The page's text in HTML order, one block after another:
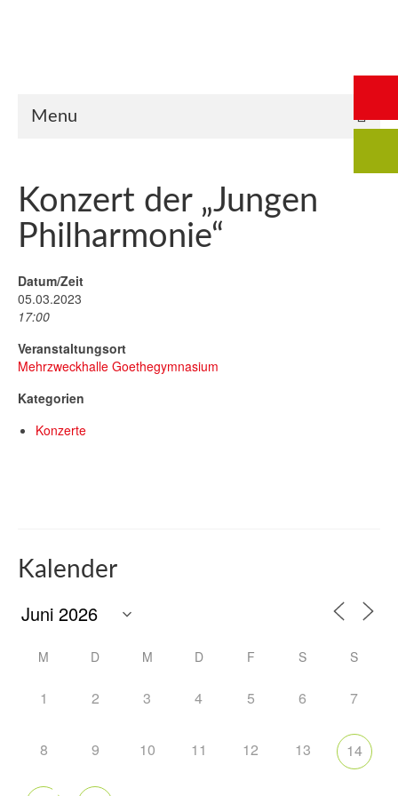
Menu
Konzert der „Jungen
Philharmonie“
Datum/Zeit
05.03.2023
17:00
Veranstaltungsort
Mehrzweckhalle Goethegymnasium
Kategorien
Konzerte
Kalender
M D M D F S S
1 2 3 4 5 6 7
8 9 10 11 12 13 14